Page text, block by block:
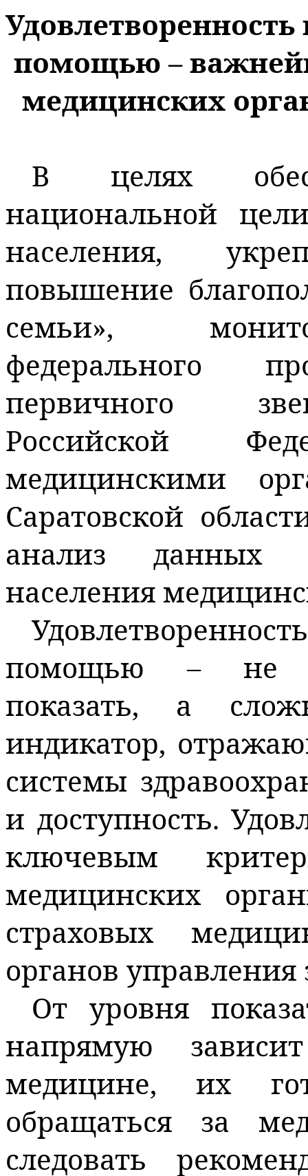
помощью –
медицинских
В целях
национальной
населения,
повышение
семьи»,
федерального
первичного
Российской
медицинскими
Саратовской
анализ данных
населения
помощью – не
показать, а
индикатор,
системы
и доступность.
ключевым
медицинских
страховых
органов
От уровня
напрямую
медицине, их
обращаться за
следовать